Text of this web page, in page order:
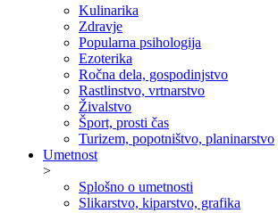
Kulinarika
Zdravje
Popularna psihologija
Ezoterika
Ročna dela, gospodinjstvo
Rastlinstvo, vrtnarstvo
Živalstvo
Šport, prosti čas
Turizem, popotništvo, planinarstvo
Umetnost
>
Splošno o umetnosti
Slikarstvo, kiparstvo, grafika